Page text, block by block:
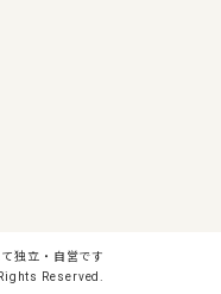
独立・自営です
Reserved.